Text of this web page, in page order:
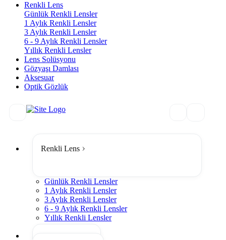
Renkli Lens
Günlük Renkli Lensler
1 Aylık Renkli Lensler
3 Aylık Renkli Lensler
6 - 9 Aylık Renkli Lensler
Yıllık Renkli Lensler
Lens Solüsyonu
Gözyaşı Damlası
Aksesuar
Optik Gözlük
Renkli Lens
Günlük Renkli Lensler
1 Aylık Renkli Lensler
3 Aylık Renkli Lensler
6 - 9 Aylık Renkli Lensler
Yıllık Renkli Lensler